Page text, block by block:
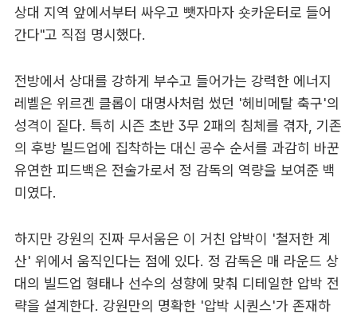
상대 지역 앞에서부터 싸우고 뺏자마자 숏카운터로 들어
간다"고 직접 명시했다.
전방에서 상대를 강하게 부수고 들어가는 강력한 에너지
레벨은 위르겐 클롭이 대명사처럼 썼던 '헤비메탈 축구'의
성격이 짙다. 특히 시즌 초반 3무 2패의 침체를 겪자, 기존
의 후방 빌드업에 집착하는 대신 공수 순서를 과감히 바꾼
유연한 피드백은 전술가로서 정 감독의 역량을 보여준 백
미였다.
하지만 강원의 진짜 무서움은 이 거친 압박이 '철저한 계
산' 위에서 움직인다는 점에 있다. 정 감독은 매 라운드 상
대의 빌드업 형태나 선수의 성향에 맞춰 디테일한 압박 전
략을 설계한다. 강원만의 명확한 '압박 시퀀스'가 존재하